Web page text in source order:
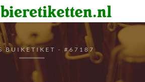
BUIKETIKET - #67187